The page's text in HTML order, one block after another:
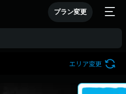
プラン変更
エリア変更